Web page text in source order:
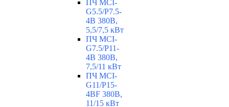
ПЧ MCI-
G5.5/Р7.5-
4B 380В,
5,5/7,5 кВт
ПЧ MCI-
G7.5/P11-
4B 380В,
7,5/11 кВт
ПЧ MCI-
G11/P15-
4BF 380В,
11/15 кВт